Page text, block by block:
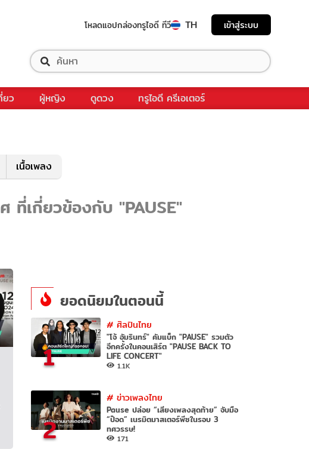
โหลดแอปกล่องทรูไอดี ทีวี TH เข้าสู่ระบบ
ยว ผู้หญิง ดูดวง ทรูไอดี ครีเอเตอร์
เนื้อเพลง
ที่เกี่ยวข้องกับ "PAUSE"
ยอดนิยมในตอนนี้
1
# ศิลปินไทย
"โจ้ อัมรินทร์" คัมแบ็ก "PAUSE" รวมตัว
อีกครั้งในคอนเสิร์ต "PAUSE BACK TO
LIFE CONCERT"
1.1K
2
# ข่าวเพลงไทย
Pause ปล่อย “เสียงเพลงสุดท้าย” จับมือ
“ป๊อด” เนรมิตมาสเตอร์พีซในรอบ 3
ทศวรรษ!
171